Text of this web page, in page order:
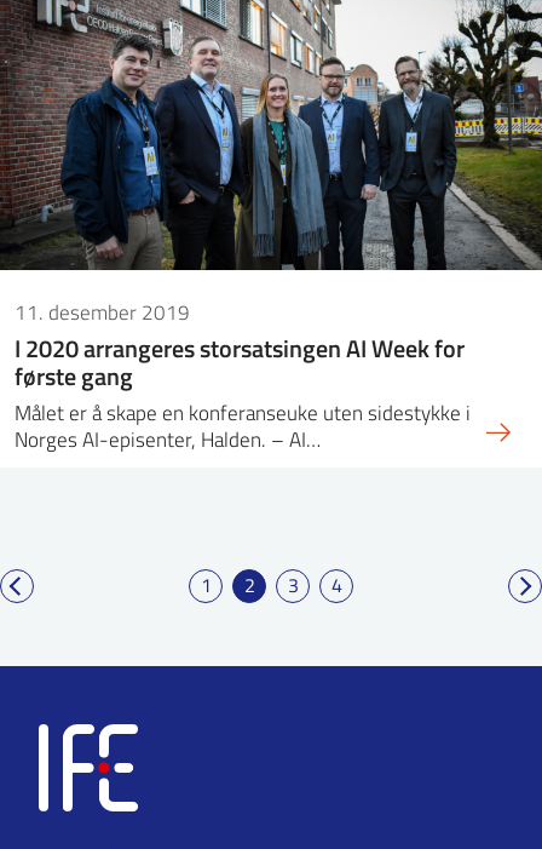
11. desember 2019
I 2020 arrangeres storsatsingen AI Week for
første gang
Målet er å skape en konferanseuke uten sidestykke i
Norges AI-episenter, Halden. – AI…
1 2 3 4